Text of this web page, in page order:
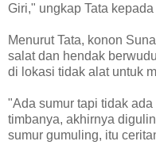
Giri," ungkap Tata
Menurut Tata, konon
salat dan hendak
di lokasi tidak alat untuk
"Ada sumur tapi tidak
timbanya, akhirnya
sumur gumuling, itu